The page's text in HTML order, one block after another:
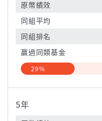
原幣績效
同組平均
同組排名
贏過同類基金
29%
5年